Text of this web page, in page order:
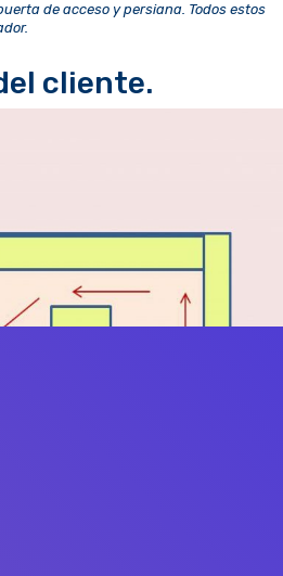
de acceso y persiana. Todos estos
cliente.